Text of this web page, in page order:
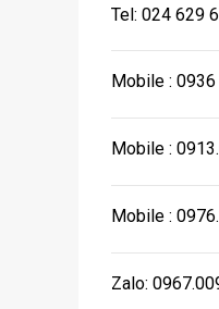
Tel: 024 629
Mobile :
Mobile :
Mobile :
Zalo: